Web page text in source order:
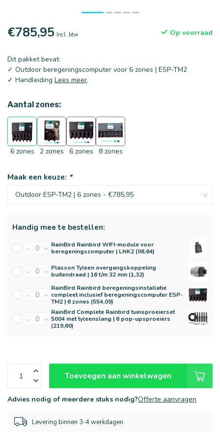
€785,95 Incl. btw Op voorraad
Dit pakket bevat:
✓ Outdoor beregeningscomputer voor 6 zones | ESP-TM2
✓ Handleiding Lees meer.
Aantal zones:
6 zones 2 zones 6 zones 8 zones
Maak een keuze: *
Handig mee te bestellen:
- + RainBird Rainbird WIFI-module voor
beregeningscomputer | LNK2 (98,64)
- + Plasson Tyleen overgangskoppeling
buitendraad | 16 t/m 32 mm (1,32)
- +
RainBird Rainbird beregeningsinstallatie
compleet inclusief beregeningscomputer ESP-
TM2 | 6 zones (554,09)
- +
RainBird Complete Rainbird tuinsproeierset
5004 met tyleenslang | 6 pop-upsproeiers
(219,60)
Toevoegen aan winkelwagen
Advies nodig of meerdere stuks nodig?Offerte aanvragen
Levering binnen 3-4 werkdagen